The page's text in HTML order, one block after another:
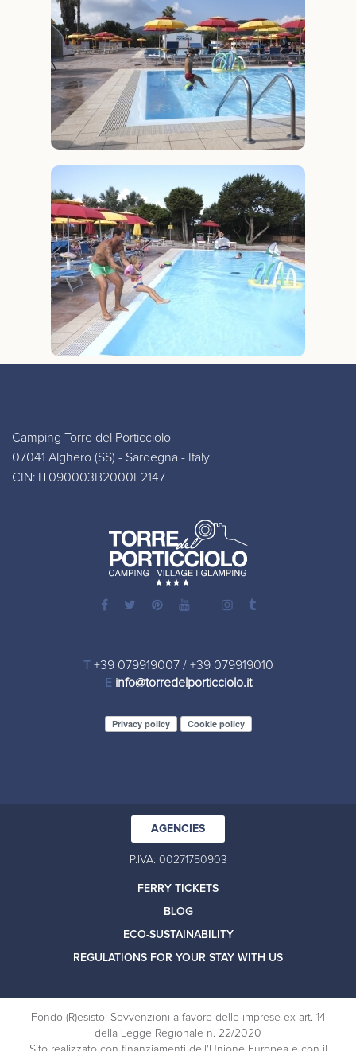
Camping Torre del Porticciolo
07041 Alghero (SS) - Sardegna - Italy
CIN: IT090003B2000F2147
T +39 079919007/ +39 079919010
E info@torredelporticciolo.it
Privacy policy Cookie policy
AGENCIES
P.IVA: 00271750903
FERRY TICKETS
BLOG
ECO-SUSTAINABILITY
REGULATIONS FOR YOUR STAY WITH US
Fondo (R)esisto: Sovvenzioni a favore delle imprese ex art. 14
della Legge Regionale n. 22/2020